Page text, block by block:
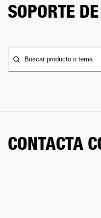
SOPORTE
Buscar producto o tema
CONTACTA